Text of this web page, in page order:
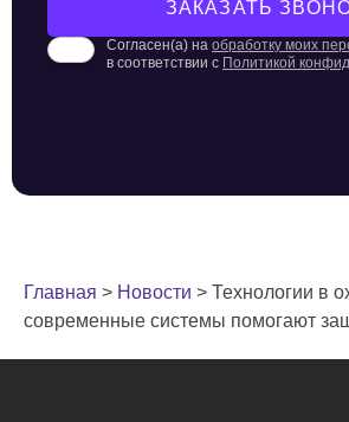
Согласен(а) на обработку моих
в соответствии с Политикой
Главная > Новости > Технологии в
современные системы помогают